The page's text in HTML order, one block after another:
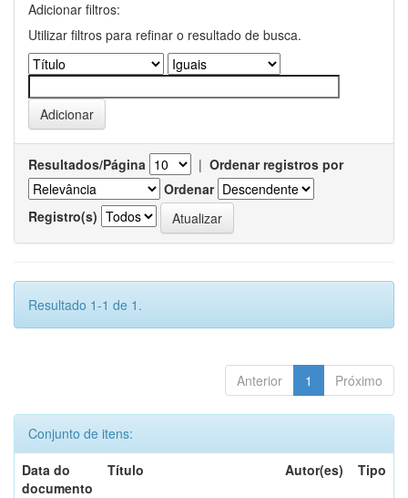
Adicionar filtros:
Utilizar filtros para refinar o resultado de busca.
Resultados/Página | Ordenar registros por
Ordenar
Registro(s)
Resultado 1-1 de 1.
Anterior 1 Próximo
Conjunto de itens:
Data do
documento
Título Autor(es) Tipo